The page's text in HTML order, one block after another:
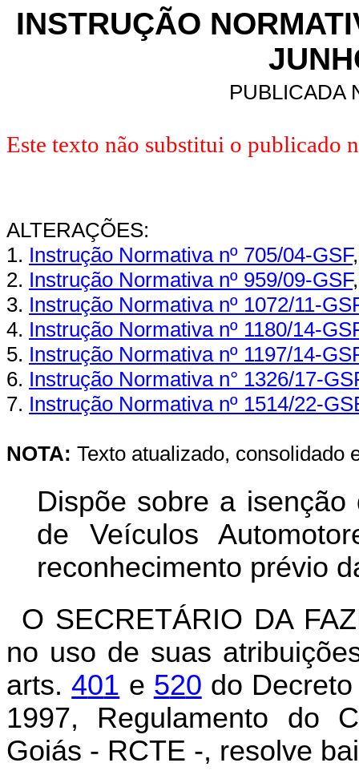
INSTRUÇÃO
PUBLICADA
Este texto não substitui o publicado
ALTERAÇÕES:
1. Instrução Normativa nº 705/04-GSF
2. Instrução Normativa nº 959/09-GSF
3. Instrução Normativa nº 1072/11-
4. Instrução Normativa nº 1180/14-
5. Instrução Normativa nº 1197/14-
6. Instrução Normativa n° 1326/17-
7. Instrução Normativa nº 1514/22-
NOTA: Texto atualizado, consolidado
Dispõe sobre a
de Veículos
reconhecimento prévio
O SECRETÁRIO DA
no uso de suas
arts.401 e 520 do
1997, Regulamento do
Goiás - RCTE -, resolve